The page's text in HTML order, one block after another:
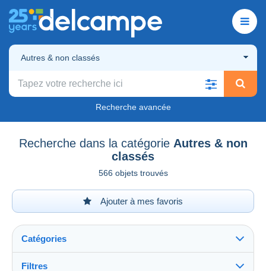
Autres & non classés
Recherche avancée
Recherche dans la catégorie Autres & non
classés
566 objets trouvés
Ajouter à mes favoris
Catégories
Filtres